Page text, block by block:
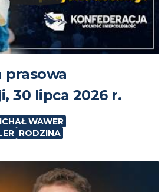
prasowa
30 lipca 2026 r.
WAWER
RODZINA